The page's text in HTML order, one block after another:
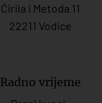
Ćirila i Metoda 11
22211 Vodice
Radno vrijeme